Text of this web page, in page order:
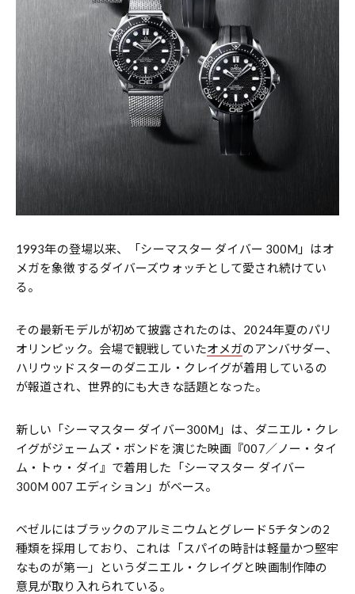
1993年の登場以来、「シーマスター ダイバー 300M」はオ
メガを象徴するダイバーズウォッチとして愛され続けてい
る。
その最新モデルが初めて披露されたのは、2024年夏のパリ
オリンピック。会場で観戦していたオメガのアンバサダー、
ハリウッドスターのダニエル・クレイグが着用しているの
が報道され、世界的にも大きな話題となった。
新しい「シーマスター ダイバー300M」は、ダニエル・クレ
イグがジェームズ・ボンドを演じた映画『007／ノー・タイ
ム・トゥ・ダイ』で着用した「シーマスター ダイバー
300M 007 エディション」がベース。
ベゼルにはブラックのアルミニウムとグレード5チタンの2
種類を採用しており、これは「スパイの時計は軽量かつ堅牢
なものが第一」というダニエル・クレイグと映画制作陣の
意見が取り入れられている。